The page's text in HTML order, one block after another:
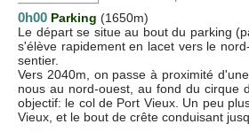
0h00 Parking (1650m)
Le départ se situe au bout du parking
s'élève rapidement en lacet vers le
sentier.
Vers 2040m, on passe à proximité
nous au nord-ouest, au fond du cirque
objectif: le col de Port Vieux. Un peu
Vieux, et le bout de crête conduisant